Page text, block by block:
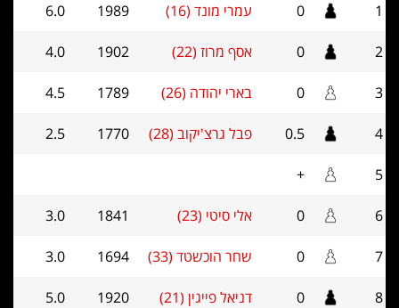
1
0 עמרי מונד (16) 1989
6.0
2
0 אסף מרוז (22) 1902
4.0
3
0 בארי יהודה (26) 1789
4.5
4
0.5 פבל גרצ'יקוב (28) 1770
2.5
5
+
6
0 אלי סיטי (23) 1841
3.0
7
0 שחר הוכשטד (33) 1694
3.0
8
0 דניאל פייגין (21) 1920
5.0